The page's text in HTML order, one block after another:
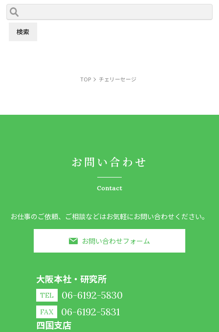
TOP チェリーセージ
お問い合わせ
Contact
お仕事のご依頼、ご相談などはお気軽にお問い合わせください。
お問い合わせフォーム
大阪本社・研究所
TEL 06-6192-5830
FAX 06-6192-5831
四国支店